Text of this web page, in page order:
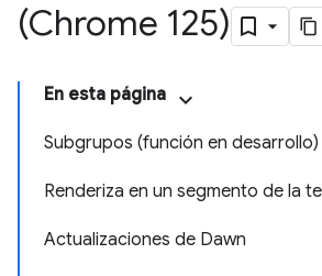
(Chrome 125)
En esta página
Subgrupos (función en desarrollo)
Renderiza en un segmento de la
Actualizaciones de Dawn